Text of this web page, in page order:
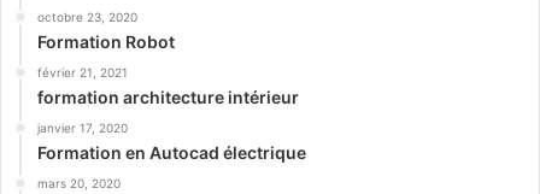
octobre 23, 2020
Formation Robot
février 21, 2021
formation architecture intérieur
janvier 17, 2020
Formation en Autocad électrique
mars 20, 2020